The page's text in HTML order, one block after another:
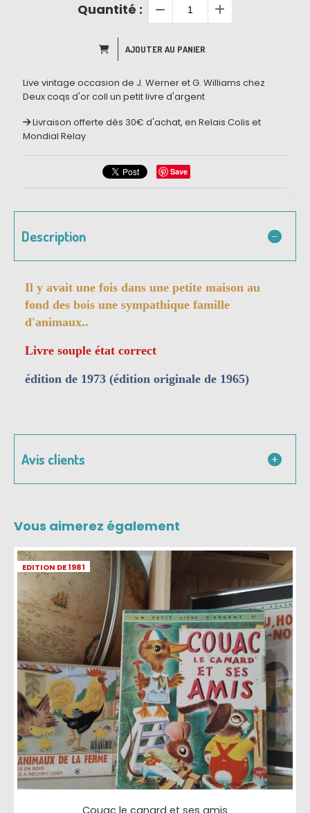
Quantité :
AJOUTER AU PANIER
Live vintage occasion de J. Werner et G. Williams chez
Deux coqs d'or coll un petit livre d'argent
Livraison offerte dès 30€ d'achat, en Relais Colis et
Mondial Relay
Save
Description
Il y avait une fois dans une petite maison au
fond des bois une sympathique famille
d'animaux..
Livre souple état correct
édition de 1973 (édition originale de 1965)
Avis clients
Vous aimerez également
Couac le canard et ses amis
EDITION DE 1981